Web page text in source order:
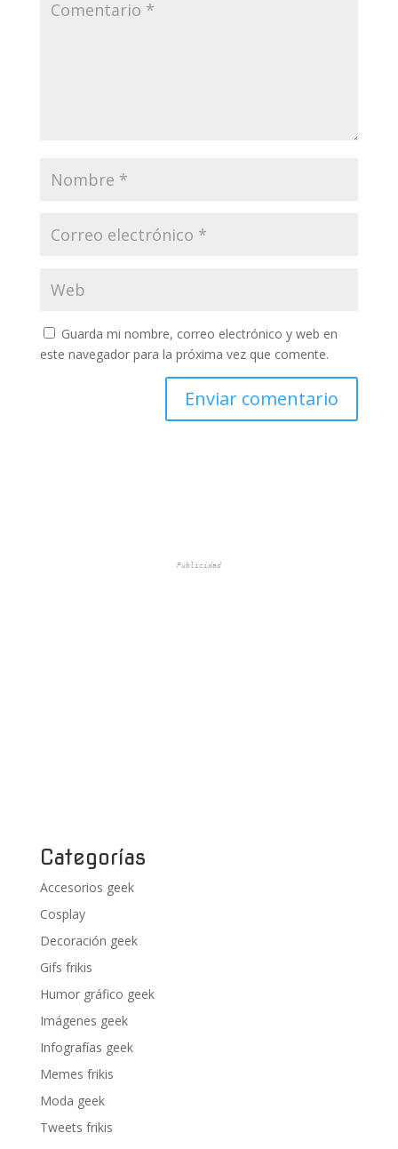
Guarda mi nombre, correo electrónico y web en
este navegador para la próxima vez que comente.
Publicidad
Categorías
Accesorios geek
Cosplay
Decoración geek
Gifs frikis
Humor gráfico geek
Imágenes geek
Infografías geek
Memes frikis
Moda geek
Tweets frikis